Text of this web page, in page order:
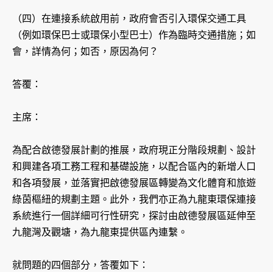
（四）在連接系統啟用前，政府會否引入環保交通工具
（例如環保巴士或環保小型巴士）作為臨時交通措施；如
會，詳情為何；如否，原因為何？
答覆：
主席：
為配合啟德發展計劃的推展，政府現正分階段規劃、設計
和興建各項工務工程和基礎設施，以配合區內的新增人口
和各項發展，並落實把啟德發展區轉變為文化體育和旅遊
綠茵樞紐的規劃主題。此外，我們亦正為九龍東環保連接
系統進行一個詳細可行性研究，探討由啟德發展區延伸至
九龍灣及觀塘，為九龍東提供區內連繫。
就問題的四個部分，答覆如下：